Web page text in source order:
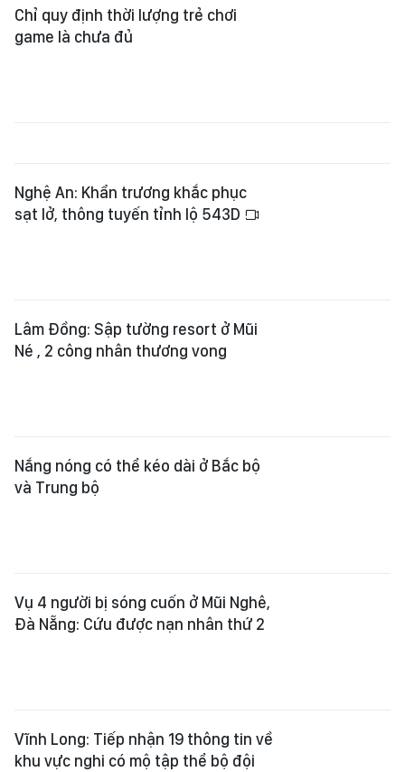
Chỉ quy định thời lượng trẻ chơi
game là chưa đủ
Nghệ An: Khẩn trương khắc phục
sạt lở, thông tuyến tỉnh lộ 543D
Lâm Đồng: Sập tường resort ở Mũi
Né , 2 công nhân thương vong
Nắng nóng có thể kéo dài ở Bắc bộ
và Trung bộ
Vụ 4 người bị sóng cuốn ở Mũi Nghê,
Đà Nẵng: Cứu được nạn nhân thứ 2
Vĩnh Long: Tiếp nhận 19 thông tin về
khu vực nghi có mộ tập thể bộ đội